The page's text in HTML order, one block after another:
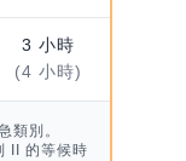
3 小時
(4 小時)
類別。
II 的等候時